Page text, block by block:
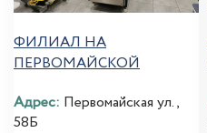
ФИЛИАЛ НА
ПЕРВОМАЙСКОЙ
Адрес: Первомайская ул.,
58Б